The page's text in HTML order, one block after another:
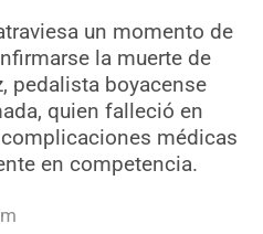
un momento de
la muerte de
pedalista boyacense
quien falleció en
médicas
en competencia.